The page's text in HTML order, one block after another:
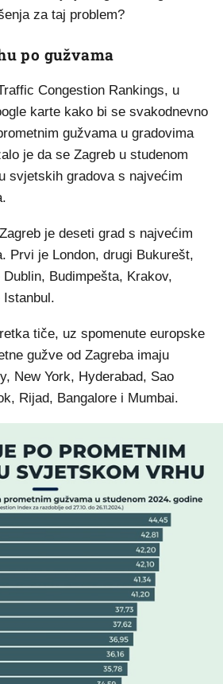
za taj problem?
po gužvama
Congestion Rankings, u
karte kako bi se svakodnevno
gužvama u gradovima
je da se Zagreb u studenom
svjetskih gradova s najvećim
je deseti grad s najvećim
Prvi je London, drugi Bukurešt,
Budimpešta, Krakov,
Istanbul.
tiče, uz spomenute europske
gužve od Zagreba imaju
New York, Hyderabad, Sao
Rijad, Bangalore i Mumbai.